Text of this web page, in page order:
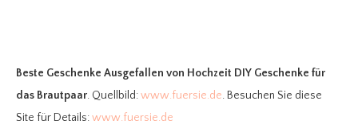
Beste Geschenke Ausgefallen von Hochzeit DIY Geschenke für
das Brautpaar. Quellbild:www.fuersie.de. Besuchen Sie diese
Site für Details:www.fuersie.de